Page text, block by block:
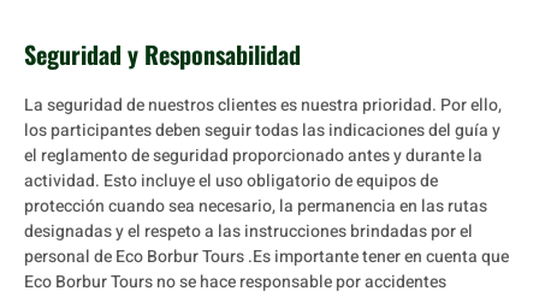
Seguridad y Responsabilidad
La seguridad de nuestros clientes es nuestra prioridad. Por ello,
los participantes deben seguir todas las indicaciones del guía y
el reglamento de seguridad proporcionado antes y durante la
actividad. Esto incluye el uso obligatorio de equipos de
protección cuando sea necesario, la permanencia en las rutas
designadas y el respeto a las instrucciones brindadas por el
personal de Eco Borbur Tours .Es importante tener en cuenta que
Eco Borbur Tours no se hace responsable por accidentes